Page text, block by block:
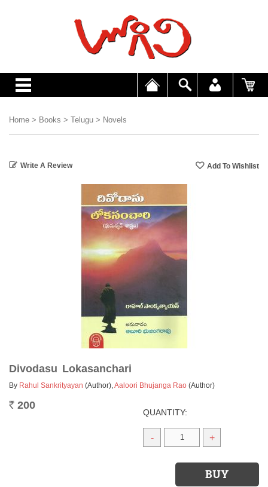
Home > Books > Telugu > Novels
Write A Review
Divodasu Lokasanchari
By Rahul Sankrityayan (Author),Aaloori Bhujanga Rao (Author)
Rs. 200
QUANTITY:
- +